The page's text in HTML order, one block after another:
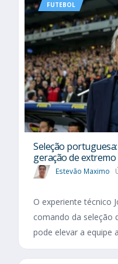
FUTEBOL
Seleção
geração de
Estevão Maximo
O experiente técnico
comando da seleção
pode elevar a equipe